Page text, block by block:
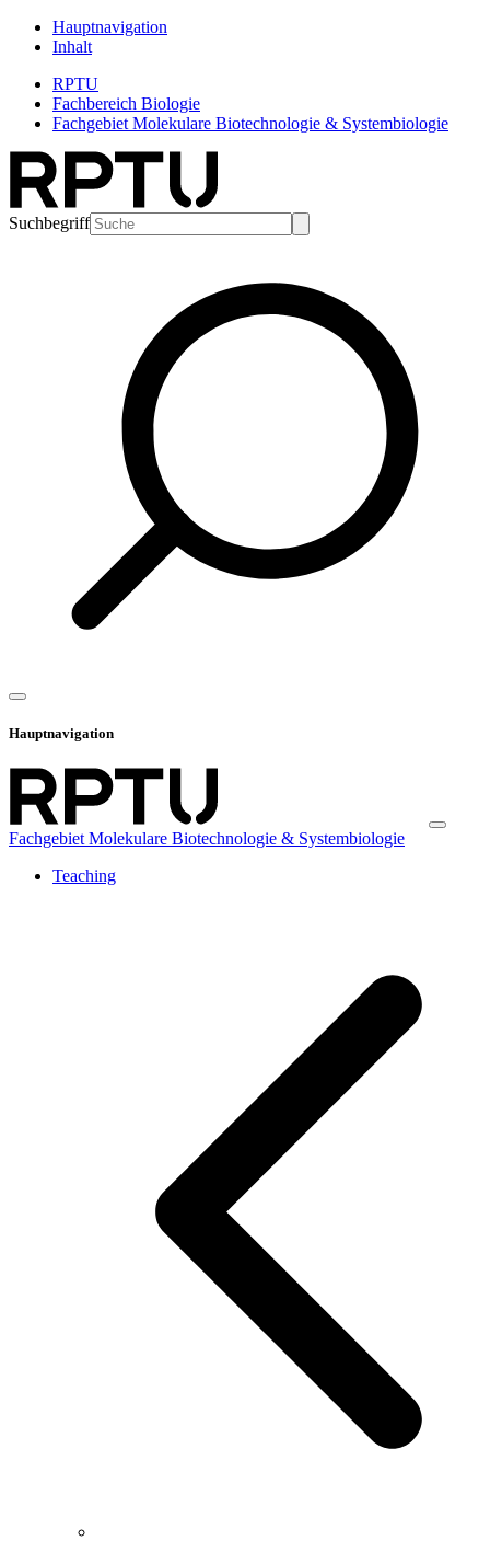
Hauptnavigation
Inhalt
RPTU
Fachbereich Biologie
Fachgebiet Molekulare Biotechnologie & Systembiologie
Suchbegriff
Hauptnavigation
Fachgebiet Molekulare Biotechnologie & Systembiologie
Teaching